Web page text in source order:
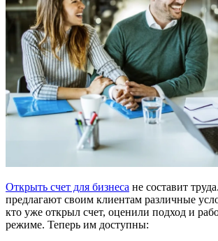
Открыть счет для бизнеса не составит
предлагают своим клиентам различные
кто уже открыл счет, оценили подход и
режиме. Теперь им доступны: